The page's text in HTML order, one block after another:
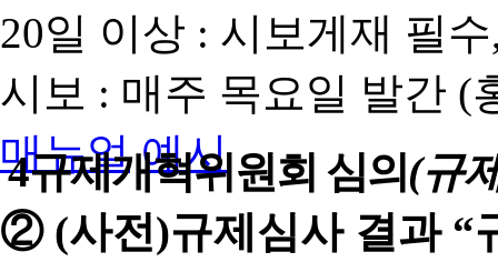
20일 이상 : 시보게재 필
시보 : 매주 목요일 발간 (
매뉴얼 예시
4규제개혁위원회 심의(규
② (사전)규제심사 결과 “